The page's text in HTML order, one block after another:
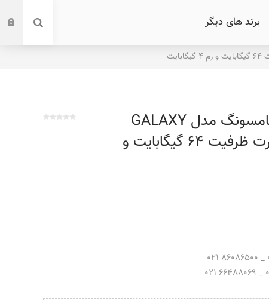
برند های دیگر
گوشی موبایل سامسونگ مدل GALAXY
A23 دو سیم کارت ظرفیت 64 گیگابایت و